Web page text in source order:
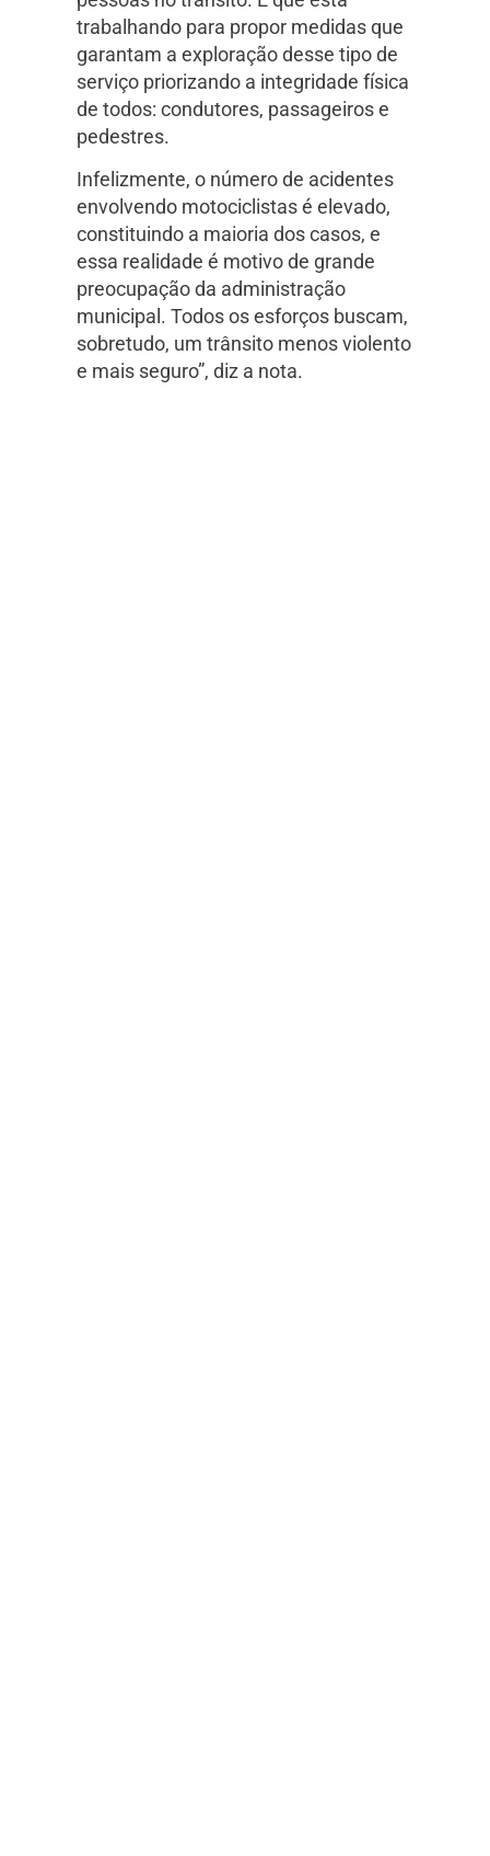
trabalhando para propor medidas que
garantam a exploração desse tipo de
serviço priorizando a integridade física
de todos: condutores, passageiros e
pedestres.
Infelizmente, o número de acidentes
envolvendo motociclistas é elevado,
constituindo a maioria dos casos, e
essa realidade é motivo de grande
preocupação da administração
municipal. Todos os esforços buscam,
sobretudo, um trânsito menos violento
e mais seguro”, diz a nota.